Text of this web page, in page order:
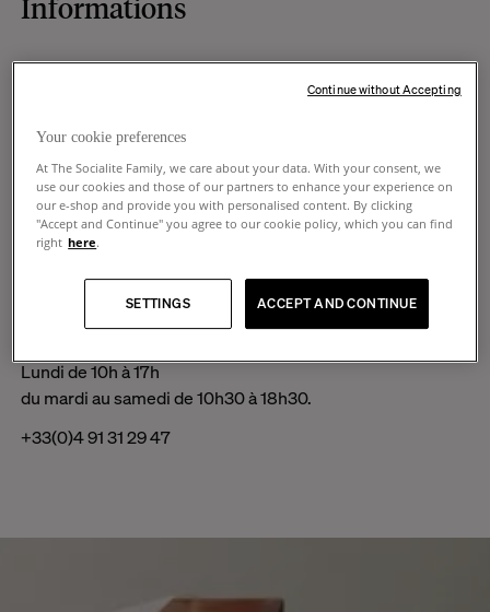
Si Marseille a toujours eu une place particulière dans
énergie et sa liberté esthétique qui nous touchent
profondément.
Séduits par cette parenthèse marseillaise, nous avons eu
envie de prolonger l’expérience : notre espace chez
Aussih reste ouvert un peu plus longtemps que prévu.
Lundi de 10h à 17h
du mardi au samedi de 10h30 à 18h30.
+33(0)4 91 31 29 47
Your cookie preferences
At The Socialite Family, we care about your data. With your consent, we
use our cookies and those of our partners to enhance your experience on
our e-shop and provide you with personalised content. By clicking
"Accept and Continue" you agree to our cookie policy, which you can find
right here.
ACCEPT AND CONTINUE
SETTINGS
Continue without Accepting